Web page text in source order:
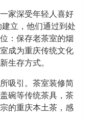
家深受年轻人喜好
立，他们通过到处
：保存老茶室的烟
成为重庆传统文化
生存方式。
吸引。茶室装修简
碗等传统茶具，茶
的重庆本土茶，感